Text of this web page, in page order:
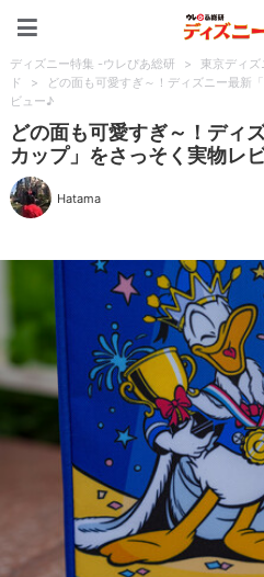
ディズニー特集 -ウレぴあ総研 > 東京ディズ
ド
>
どの面も可愛すぎ～！ディズニー最新
ビュー♪
どの面も可愛すぎ～！ディ
カップ」をさっそく実物レ
Hatama